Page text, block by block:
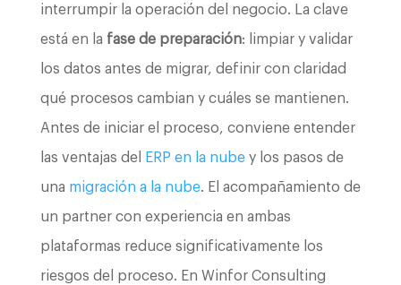
interrumpir la operación del negocio. La clave
está en la fase de preparación: limpiar y validar
los datos antes de migrar, definir con claridad
qué procesos cambian y cuáles se mantienen.
Antes de iniciar el proceso, conviene entender
las ventajas del ERP en la nubey los pasos de
una migración a la nube. El acompañamiento de
un partner con experiencia en ambas
plataformas reduce significativamente los
riesgos del proceso. En Winfor Consulting